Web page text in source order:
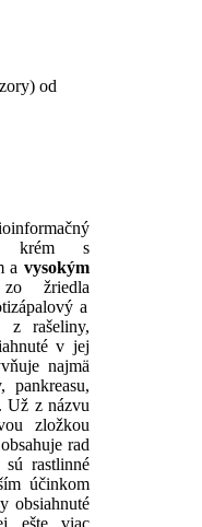
od
krém s
a vysokým
zo žriedla
a
z rašeliny,
v jej
najmä
pankreasu,
Už z názvu
zložkou
rad
rastlinné
účinkom
obsiahnuté
ešte viac